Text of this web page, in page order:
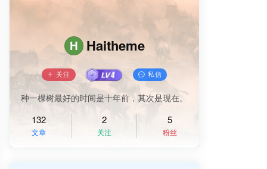
H Haitheme
关注 私信
种一棵树最好的时间是十年前，其次是现在。
132
文章
2
关注
5
粉丝